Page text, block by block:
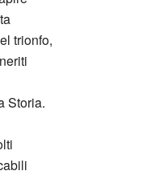
trionfo,
Storia.